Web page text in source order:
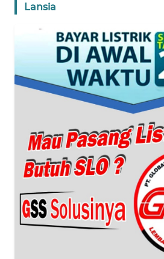
Lansia
SUMUT
JAKARTA
WN
BANTEN
WN
NTT